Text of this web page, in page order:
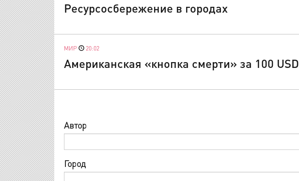
Ресурсосбережение в городах
МИР 20:02
Американская «кнопка смерти» за 100 USD
Автор
Город